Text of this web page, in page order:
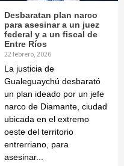
Desbaratan plan narco
para asesinar a un juez
federal y a un fiscal de
Entre Ríos
22 febrero, 2026
La justicia de
Gualeguaychú desbarató
un plan ideado por un jefe
narco de Diamante, ciudad
ubicada en el extremo
oeste del territorio
entrerriano, para
asesinar...